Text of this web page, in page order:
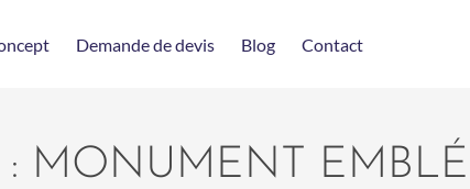
Demande de devis Blog Contact
MONUMENT